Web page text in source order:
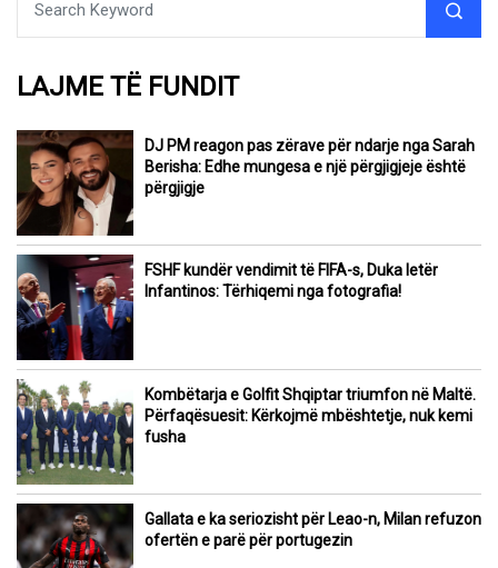
LAJME TË FUNDIT
DJ PM reagon pas zërave për ndarje nga Sarah
Berisha: Edhe mungesa e një përgjigjeje është
përgjigje
FSHF kundër vendimit të FIFA-s, Duka letër
Infantinos: Tërhiqemi nga fotografia!
Kombëtarja e Golfit Shqiptar triumfon në Maltë.
Përfaqësuesit: Kërkojmë mbështetje, nuk kemi
fusha
Gallata e ka seriozisht për Leao-n, Milan refuzon
ofertën e parë për portugezin